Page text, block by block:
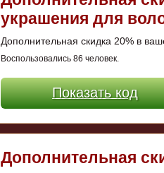
украшения для
Дополнительная скидка 20% в
Воспользовались 86 человек.
Показать код
Дополнительная